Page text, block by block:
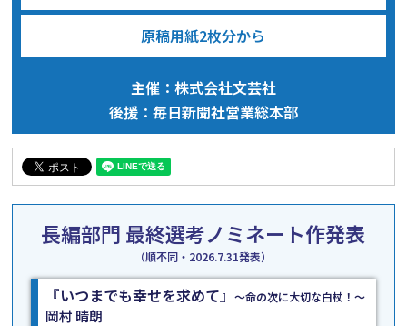
原稿用紙2枚分から
主催：株式会社文芸社
後援：毎日新聞社営業総本部
長編部門 最終選考ノミネート作発表
（順不同・2026.7.31発表）
『いつまでも幸せを求めて』〜命の次に大切な白杖！〜
岡村 晴朗